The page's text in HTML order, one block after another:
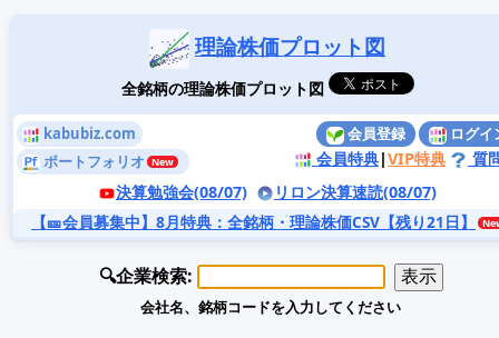
理論株価プロット図
全銘柄の理論株価プロット図
kabubiz.com
ポートフォリオ
会員登録 ログイ
会員特典|VIP特典
質
決算勉強会(08/07)
リロン決算速読(08/07)
【🎫会員募集中】8月特典 ：全銘柄・理論株価CSV【残り21日】
🔍企業検索:
会社名、銘柄コードを入力してください